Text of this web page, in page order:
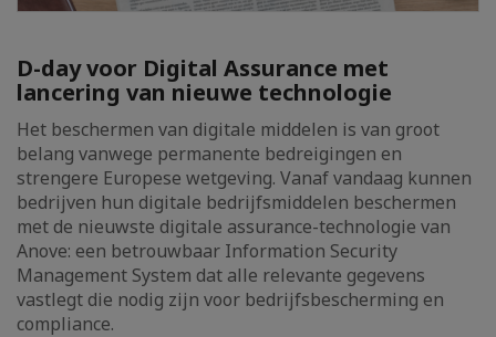
D-day voor Digital Assurance met
lancering van nieuwe technologie
Het beschermen van digitale middelen is van groot
belang vanwege permanente bedreigingen en
strengere Europese wetgeving. Vanaf vandaag kunnen
bedrijven hun digitale bedrijfsmiddelen beschermen
met de nieuwste digitale assurance-technologie van
Anove: een betrouwbaar Information Security
Management System dat alle relevante gegevens
vastlegt die nodig zijn voor bedrijfsbescherming en
compliance.